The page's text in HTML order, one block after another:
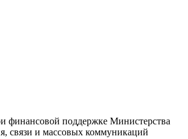
финансовой поддержке Министерства
связи и массовых коммуникаций